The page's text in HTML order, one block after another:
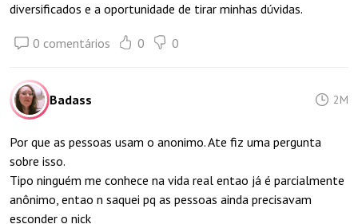
diversificados e a oportunidade de tirar minhas dúvidas.
0 comentários 0 0
Badass 2M
Por que as pessoas usam o anonimo. Ate fiz uma pergunta
sobre isso.
Tipo ninguém me conhece na vida real entao já é parcialmente
anônimo, entao n saquei pq as pessoas ainda precisavam
esconder o nick